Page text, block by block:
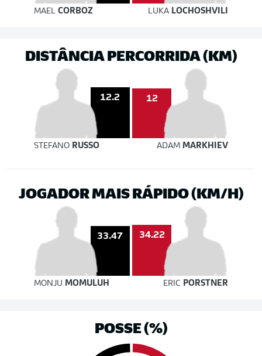
MAEL CORBOZ LUKA LOCHOSHVILI
DISTÂNCIA PERCORRIDA (KM)
12.2 12
STEFANO RUSSO ADAMMARKHIEV
JOGADOR MAIS RÁPIDO (KM/H)
33.47 34.22
MONJU MOMULUH ERIC PORSTNER
POSSE (%)